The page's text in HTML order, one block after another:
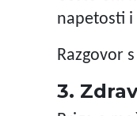
napetosti i
Razgovor
3.